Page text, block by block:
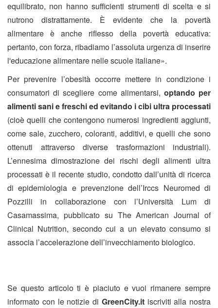
equilibrato, non hanno sufficienti strumenti di scelta e si
nutrono distrattamente. È evidente che la povertà
alimentare è anche riflesso della povertà educativa:
pertanto, con forza, ribadiamo l’assoluta urgenza di inserire
l'educazione alimentare nelle scuole italiane».
Per prevenire l’obesità occorre mettere in condizione i
consumatori di scegliere come alimentarsi, optando per
alimenti sani e freschi ed evitando i cibi ultra processati
(cioè quelli che contengono numerosi ingredienti aggiunti,
come sale, zucchero, coloranti, additivi, e quelli che sono
ottenuti attraverso diverse trasformazioni industriali).
L’ennesima dimostrazione dei rischi degli alimenti ultra
processati è il recente studio, condotto dall’unità di ricerca
di epidemiologia e prevenzione dell’Irccs Neuromed di
Pozzilli in collaborazione con l’Università Lum di
Casamassima, pubblicato su The American Journal of
Clinical Nutrition, secondo cui a un elevato consumo si
associa l’accelerazione dell’invecchiamento biologico.
Se questo articolo ti è piaciuto e vuoi rimanere sempre
informato con le notizie di GreenCity.itiscriviti alla nostra